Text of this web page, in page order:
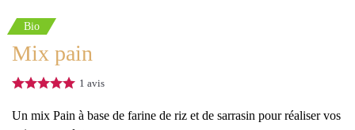
Bio
Mix pain
1 avis
Un mix Pain à base de farine de riz et de sarrasin pour réaliser vos